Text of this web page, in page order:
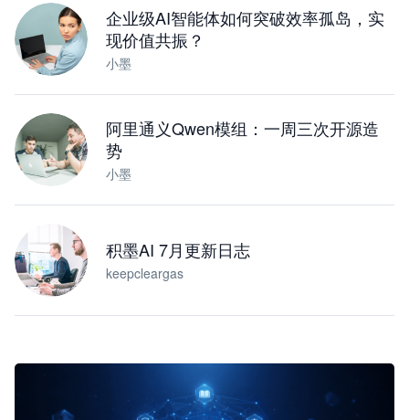
企业级AI智能体如何突破效率孤岛，实
现价值共振？
小墨
阿里通义Qwen模组：一周三次开源造
势
小墨
积墨AI 7月更新日志
keepcleargas